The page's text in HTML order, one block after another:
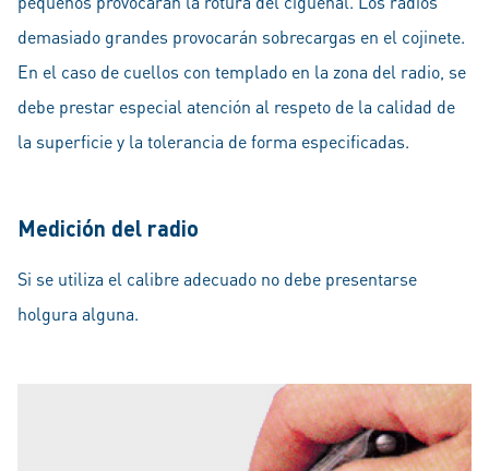
demasiado grandes provocarán sobrecargas en el cojinete.
En el caso de cuellos con templado en la zona del radio, se
debe prestar especial atención al respeto de la calidad de
la superficie y la tolerancia de forma especificadas.
Medición del radio
Si se utiliza el calibre adecuado no debe presentarse
holgura alguna.